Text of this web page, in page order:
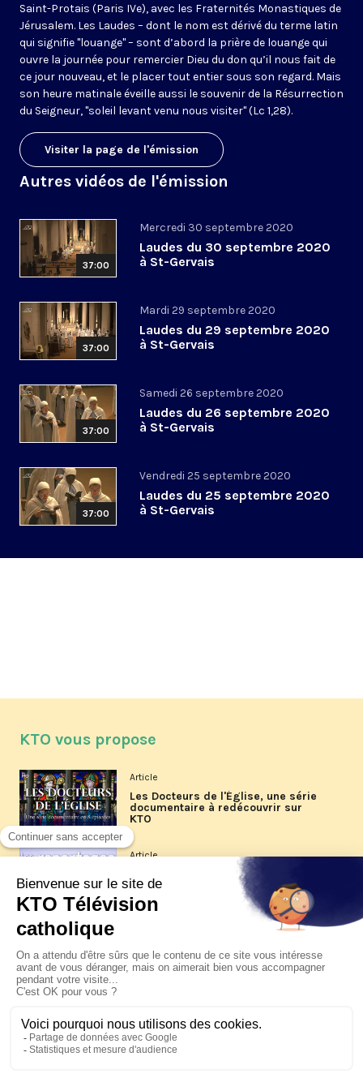
Saint-Protais (Paris IVe), avec les Fraternités Monastiques de
Jérusalem. Les Laudes – dont le nom est dérivé du terme latin
qui signifie "louange" – sont d’abord la prière de louange qui
ouvre la journée pour remercier Dieu du don qu’il nous fait de
ce jour nouveau, et le placer tout entier sous son regard. Mais
son heure matinale éveille aussi le souvenir de la Résurrection
du Seigneur, "soleil levant venu nous visiter" (Lc 1,28).
Visiter la page de l'émission
Autres vidéos de l'émission
37:00
Mercredi 30 septembre 2020
Laudes du 30 septembre 2020
à St-Gervais
37:00
Mardi 29 septembre 2020
Laudes du 29 septembre 2020
à St-Gervais
37:00
Samedi 26 septembre 2020
Laudes du 26 septembre 2020
à St-Gervais
37:00
Vendredi 25 septembre 2020
Laudes du 25 septembre 2020
à St-Gervais
KTO vous propose
Article
Les Docteurs de l'Église, une série
documentaire à redécouvrir sur
KTO
Article
Les reportages d'été 2026 de KTO
La visite pastorale du pape Léon
XIV à Assise à suivre sur KTO le
jeudi 6 août
Le pape en Uruguay, Argentine et
Pérou du 6 au 17 novembre 2026